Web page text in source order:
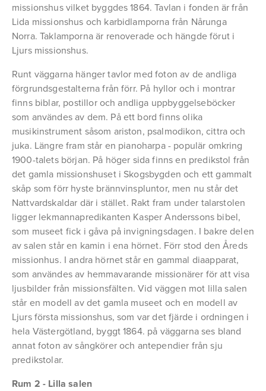
missionshus vilket byggdes 1864. Tavlan i fonden är från
Lida missionshus och karbidlamporna från Nårunga
Norra. Taklamporna är renoverade och hängde förut i
Ljurs missionshus.
Runt väggarna hänger tavlor med foton av de andliga
förgrundsgestalterna från förr. På hyllor och i montrar
finns biblar, postillor och andliga uppbyggelseböcker
som användes av dem. På ett bord finns olika
musikinstrument såsom ariston, psalmodikon, cittra och
juka. Längre fram står en pianoharpa - populär omkring
1900-talets början. På höger sida finns en predikstol från
det gamla missionshuset i Skogsbygden och ett gammalt
skåp som förr hyste brännvinspluntor, men nu står det
Nattvardskaldar där i stället. Rakt fram under talarstolen
ligger lekmannapredikanten Kasper Anderssons bibel,
som museet fick i gåva på invigningsdagen. I bakre delen
av salen står en kamin i ena hörnet. Förr stod den Åreds
missionhus. I andra hörnet står en gammal diaapparat,
som användes av hemmavarande missionärer för att visa
ljusbilder från missionsfälten. Vid väggen mot lilla salen
står en modell av det gamla museet och en modell av
Ljurs första missionshus, som var det fjärde i ordningen i
hela Västergötland, byggt 1864. på väggarna ses bland
annat foton av sångkörer och antependier från sju
predikstolar.
Rum 2 - Lilla salen